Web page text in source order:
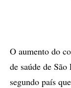
O aumento do
de saúde de
segundo país